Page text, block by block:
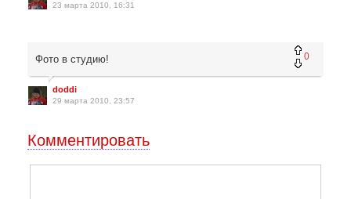
23 марта 2010, 16:31
0
Фото в студию!
doddi
29 марта 2010, 23:57
Комментировать